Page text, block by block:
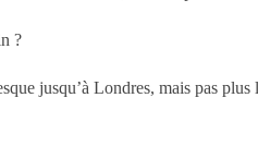
?
jusqu’à Londres, mais pas